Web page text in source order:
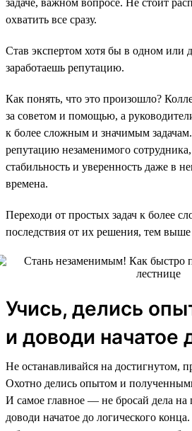
охватить все сразу.
Став экспертом хотя бы в одном или
заработаешь репутацию.
Как понять, что это произошло?
за советом и помощью, а
к более сложным и значимым
репутацию незаменимого сотрудника,
стабильность и уверенность даже в
времена.
Переходи от простых задач к более
последствия от их решения, тем
Учись, делись
и доводи начатое
Не останавливайся на достигнутом,
Охотно делись опытом и
И самое главное — не бросай дела на
доводи начатое до логического